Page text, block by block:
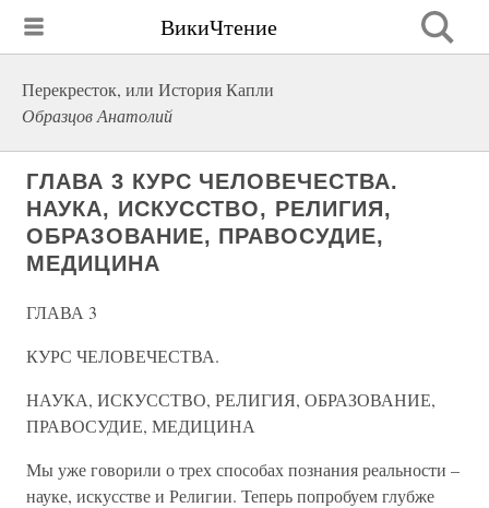
ВикиЧтение
Перекресток, или История Капли
Образцов Анатолий
ГЛАВА 3 КУРС ЧЕЛОВЕЧЕСТВА.
НАУКА, ИСКУССТВО, РЕЛИГИЯ,
ОБРАЗОВАНИЕ, ПРАВОСУДИЕ,
МЕДИЦИНА
ГЛАВА 3
КУРС ЧЕЛОВЕЧЕСТВА.
НАУКА, ИСКУССТВО, РЕЛИГИЯ, ОБРАЗОВАНИЕ,
ПРАВОСУДИЕ, МЕДИЦИНА
Мы уже говорили о трех способах познания реальности –
науке, искусстве и Религии. Теперь попробуем глубже